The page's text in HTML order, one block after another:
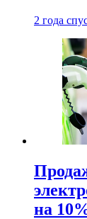
2 года
на